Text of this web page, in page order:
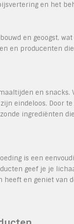
en het
en geoogst,
en producenten
en snacks.
eindeloos. Door
ingrediënten
is een
geef je je
en geniet van